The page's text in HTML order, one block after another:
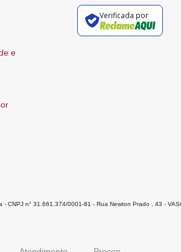
e
Verificada por
- CNPJ n° 31.661.374/0001-81 - Rua Newton Prado , 43 -